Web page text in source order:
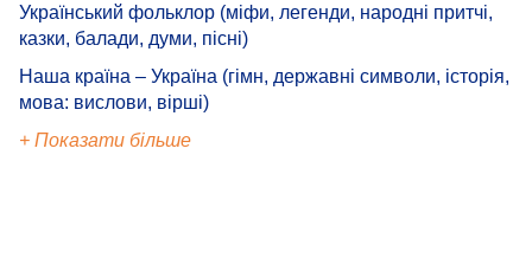
Український фольклор (міфи, легенди, народні притчі,
казки, балади, думи, пісні)
Наша країна – Україна (гімн, державні символи, історія,
мова: вислови, вірші)
+ Показати більше